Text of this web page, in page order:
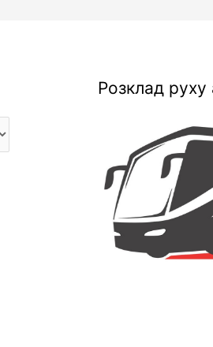
Розклад руху